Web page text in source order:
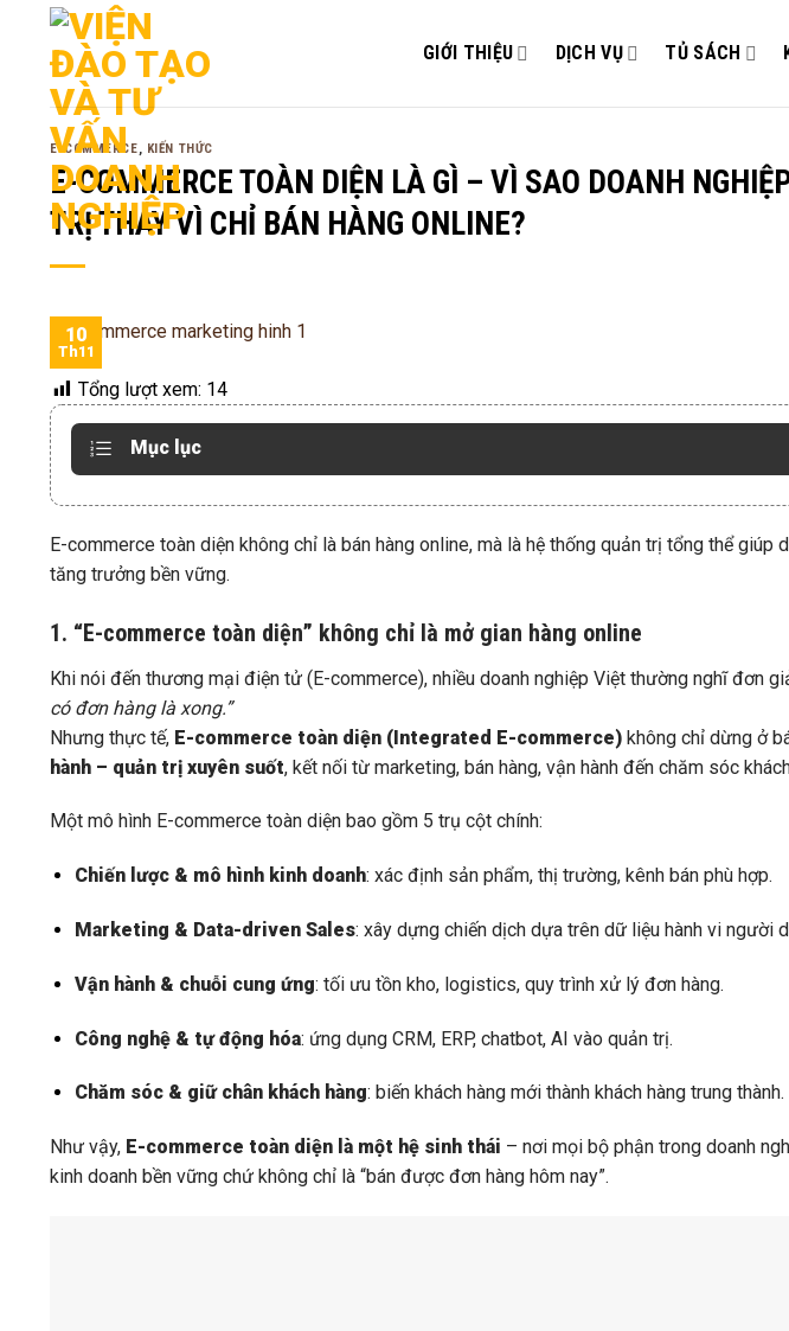
GIỚI THIỆU DỊCH VỤ TỦ SÁCH
E-COMMERCE, KIẾN THỨC
E-COMMERCE TOÀN DIỆN LÀ GÌ – VÌ SAO DOANH
TRỊ THAY VÌ CHỈ BÁN HÀNG ONLINE?
10
Th11
Tổng lượt xem: 14
Mục lục
E-commerce toàn diện không chỉ là bán hàng online, mà là hệ thống quản trị tổng thể giúp
tăng trưởng bền vững.
1. “E-commerce toàn diện” không chỉ là mở gian hàng online
Khi nói đến thương mại điện tử (E-commerce), nhiều doanh nghiệp Việt thường nghĩ đơn
có đơn hàng là xong.”
Nhưng thực tế, E-commerce toàn diện (Integrated E-commerce) không chỉ dừng ở
hành – quản trị xuyên suốt, kết nối từ marketing, bán hàng, vận hành đến chăm sóc
Một mô hình E-commerce toàn diện bao gồm 5 trụ cột chính:
Chiến lược & mô hình kinh doanh: xác định sản phẩm, thị trường, kênh bán phù hợp.
Marketing & Data-driven Sales: xây dựng chiến dịch dựa trên dữ liệu hành vi người
Vận hành & chuỗi cung ứng: tối ưu tồn kho, logistics, quy trình xử lý đơn hàng.
Công nghệ & tự động hóa: ứng dụng CRM, ERP, chatbot, AI vào quản trị.
Chăm sóc & giữ chân khách hàng: biến khách hàng mới thành khách hàng trung thành.
Như vậy, E-commerce toàn diện là một hệ sinh thái – nơi mọi bộ phận trong doanh
kinh doanh bền vững chứ không chỉ là “bán được đơn hàng hôm nay”.